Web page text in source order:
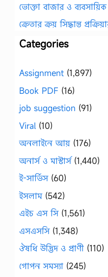
ভোক্তা বাজার ও ব্যবসায়িক
ক্রেতার ক্রয় সিদ্ধান্ত
Categories
Assignment (1,897)
Book PDF (16)
job suggestion (91)
Viral (10)
অনলাইনে আয় (176)
অনার্স ও মাস্টার্স(1,440)
ই-সার্ভিস(60)
ইসলাম(542)
এইচ এস সি(1,561)
এসএসসি(1,348)
ঔষধি উদ্ভিদ ও প্রাণী (110)
গোপন সমস্যা (245)